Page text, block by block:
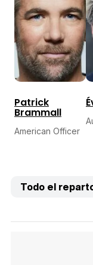
Patrick
Brammall
American Officer
Todo el